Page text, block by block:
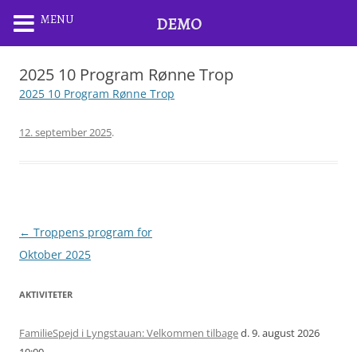
2025 10 Program Rønne Trop
2025 10 Program Rønne Trop
12. september 2025.
Artikel
navigation
← Troppens program for
Oktober 2025
AKTIVITETER
FamilieSpejd i Lyngstauan: Velkommen tilbaged. 9. august 2026
MENU DEMO